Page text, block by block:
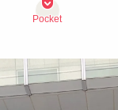
Pocket